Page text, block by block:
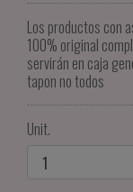
Los productos con
100% original
servirán en caja
tapon no todos
Unit.